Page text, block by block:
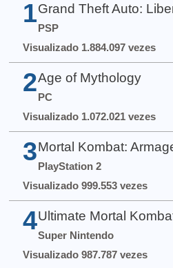
1 Grand Theft Auto:
PSP
Visualizado 1.884.097 vezes
2 Age of Mythology
PC
Visualizado 1.072.021 vezes
3 Mortal Kombat:
PlayStation 2
Visualizado 999.553 vezes
4 Ultimate Mortal
Super Nintendo
Visualizado 987.787 vezes